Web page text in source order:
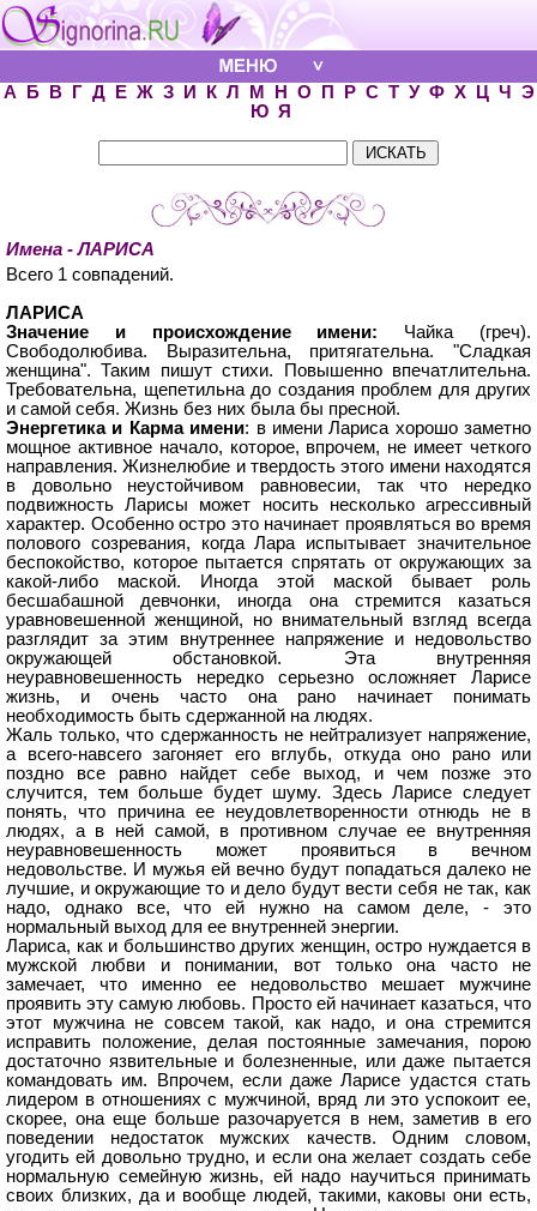
А Б В Г Д Е Ж З И К Л М Н О П Р С Т У Ф Х Ц Ч
Э
Ю Я
Имена - ЛАРИСА
Всего 1 совпадений.
ЛАРИСА
Значение и происхождение имени: Чайка (греч).
Свободолюбива. Выразительна, притягательна. "Сладкая
женщина". Таким пишут стихи. Повышенно впечатлительна.
Требовательна, щепетильна до создания проблем для других
и самой себя. Жизнь без них была бы пресной.
Энергетика и Карма имени: в имени Лариса хорошо заметно
мощное активное начало, которое, впрочем, не имеет четкого
направления. Жизнелюбие и твердость этого имени находятся
в довольно неустойчивом равновесии, так что нередко
подвижность Ларисы может носить несколько агрессивный
характер. Особенно остро это начинает проявляться во время
полового созревания, когда Лара испытывает значительное
беспокойство, которое пытается спрятать от окружающих за
какой-либо маской. Иногда этой маской бывает роль
бесшабашной девчонки, иногда она стремится казаться
уравновешенной женщиной, но внимательный взгляд всегда
разглядит за этим внутреннее напряжение и недовольство
окружающей обстановкой. Эта внутренняя
неуравновешенность нередко серьезно осложняет Ларисе
жизнь, и очень часто она рано начинает понимать
необходимость быть сдержанной на людях.
Жаль только, что сдержанность не нейтрализует напряжение,
а всего-навсего загоняет его вглубь, откуда оно рано или
поздно все равно найдет себе выход, и чем позже это
случится, тем больше будет шуму. Здесь Ларисе следует
понять, что причина ее неудовлетворенности отнюдь не в
людях, а в ней самой, в противном случае ее внутренняя
неуравновешенность может проявиться в вечном
недовольстве. И мужья ей вечно будут попадаться далеко не
лучшие, и окружающие то и дело будут вести себя не так, как
надо, однако все, что ей нужно на самом деле, - это
нормальный выход для ее внутренней энергии.
Лариса, как и большинство других женщин, остро нуждается в
мужской любви и понимании, вот только она часто не
замечает, что именно ее недовольство мешает мужчине
проявить эту самую любовь. Просто ей начинает казаться, что
этот мужчина не совсем такой, как надо, и она стремится
исправить положение, делая постоянные замечания, порою
достаточно язвительные и болезненные, или даже пытается
командовать им. Впрочем, если даже Ларисе удастся стать
лидером в отношениях с мужчиной, вряд ли это успокоит ее,
скорее, она еще больше разочаруется в нем, заметив в его
поведении недостаток мужских качеств. Одним словом,
угодить ей довольно трудно, и если она желает создать себе
нормальную семейную жизнь, ей надо научиться принимать
своих близких, да и вообще людей, такими, каковы они есть,